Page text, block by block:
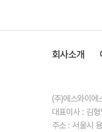
회사소개
(주)에스와이에
대표이사 : 김형
주소 : 서울시